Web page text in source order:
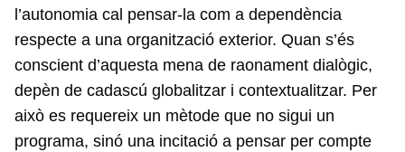
l’autonomia cal pensar-la com a dependència
respecte a una organització exterior. Quan s’és
conscient d’aquesta mena de raonament dialògic,
depèn de cadascú globalitzar i contextualitzar. Per
això es requereix un mètode que no sigui un
programa, sinó una incitació a pensar per compte